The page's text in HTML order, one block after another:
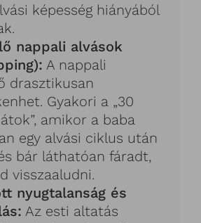
képesség hiányából
nappali alvások
A nappali
drasztikusan
Gyakori a „30
amikor a baba
egy alvási ciklus után
bár láthatóan fáradt,
visszaaludni.
nyugtalanság és
Az esti altatás